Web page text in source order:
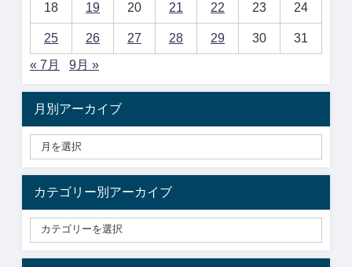
18 19 20 21 22 23 24
25 26 27 28 29 30
31
« 7月
9月 »
月別アーカイブ
カテゴリー別アーカイブ